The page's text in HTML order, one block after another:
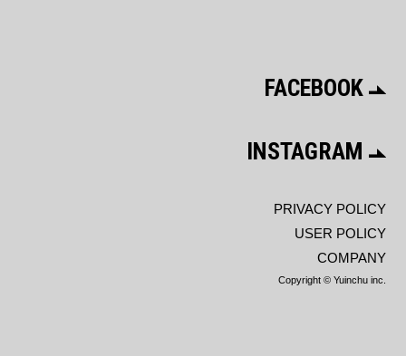
FACEBOOK
INSTAGRAM
PRIVACY POLICY
USER POLICY
COMPANY
Copyright © Yuinchu inc.